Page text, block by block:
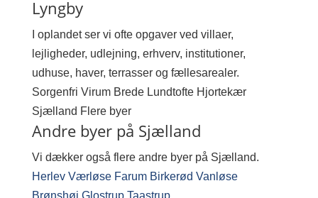
Lyngby
I oplandet ser vi ofte opgaver ved villaer,
lejligheder, udlejning, erhverv, institutioner,
udhuse, haver, terrasser og fællesarealer.
Sorgenfri Virum Brede Lundtofte Hjortekær
Sjælland Flere byer
Andre byer på Sjælland
Vi dækker også flere andre byer på Sjælland.
Herlev Værløse Farum Birkerød Vanløse